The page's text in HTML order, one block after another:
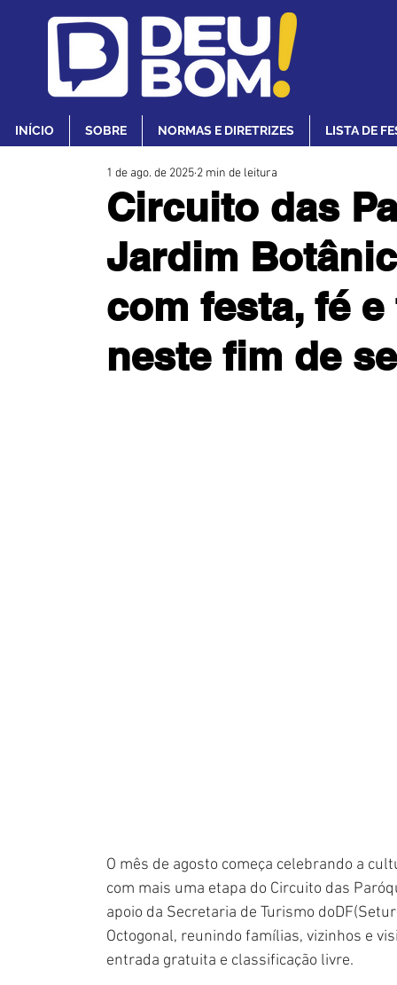
INÍCIO SOBRE NORMAS E DIRETRIZES LISTA DE
Circuito das
Jardim
com festa, fé
neste fim de
1 de ago. de 2025 2 min de leitura
O mês de agosto começa celebrando a
com mais uma etapa do Circuito das
apoio da Secretaria de Turismo
Octogonal, reunindo famílias, vizinhos e
entrada gratuita e classificação livre.